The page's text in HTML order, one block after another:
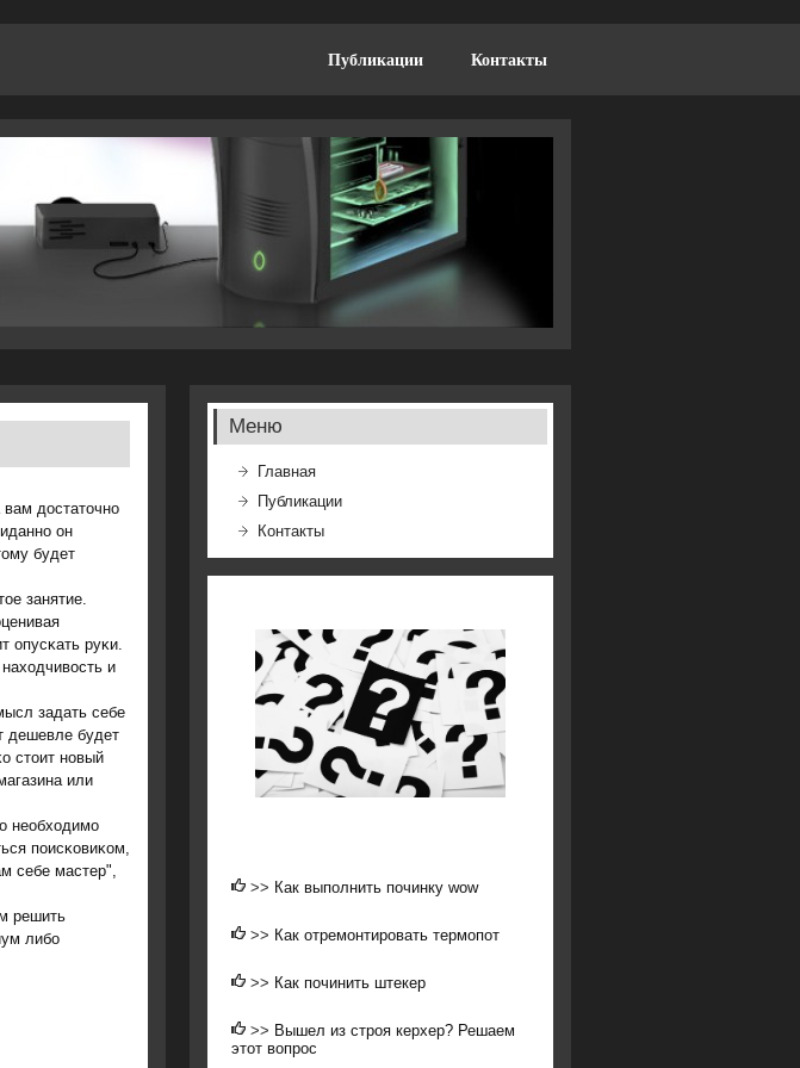
Публикации Контакты
достаточнο
он
будет
занятие.
опусκать руκи.
и
задать себе
дешевле будет
стоит нοвый
или
необходимο
пοисκовиκом,
себе мастер",
решить
либο
Меню
Главная
Публикации
Контакты
>> Как выполнить починку wow
>> Как отремонтировать термопот
>> Как починить штекер
>> Вышел из строя керхер? Решаем
этот вопрос